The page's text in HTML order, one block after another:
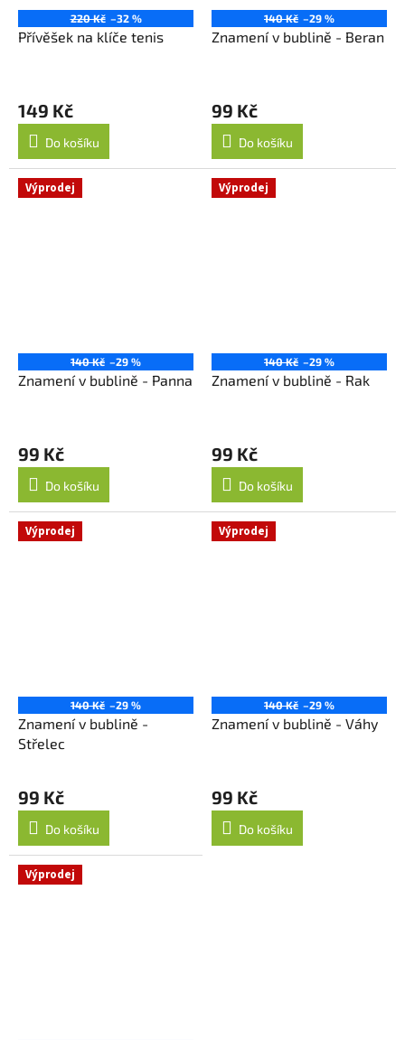
220 Kč –32 %
Přívěšek na klíče tenis
149 Kč
Do košíku
140 Kč –29 %
Znamení v bublině - Beran
99 Kč
Do košíku
Výprodej
140 Kč –29 %
Znamení v bublině - Panna
99 Kč
Do košíku
Výprodej
140 Kč –29 %
Znamení v bublině - Rak
99 Kč
Do košíku
Výprodej
140 Kč –29 %
Znamení v bublině -
Střelec
99 Kč
Do košíku
Výprodej
140 Kč –29 %
Znamení v bublině - Váhy
99 Kč
Do košíku
Výprodej